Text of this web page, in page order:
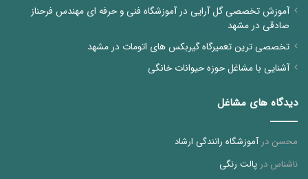
آموزش تخصصی گل آرایی در آموزشگاه فنی و حرفه ای مهندس فرحناز
صادقی در مشهد
تخصصی ترین تعمیرگاه گیربکس های اتومات در مشهد
آشنایی با مشاغل حوزه حیوانات خانگی
دیدگاه های مشاغل
محسن درآموزشگاه رانندگی ارشاد
ناشناس در پالت رنگی